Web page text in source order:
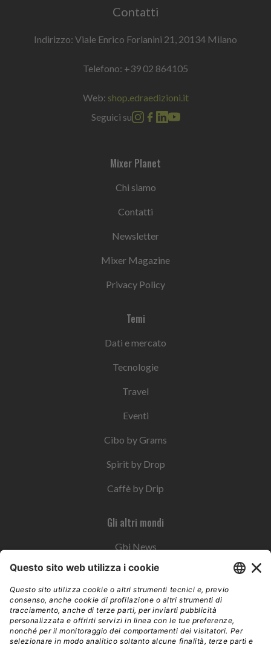
Contatti
Indirizzo: Viale Enrico Forlanini 21, 20134 Milano
Telefono: +39 02 864105
Web: shop.edraedizioni.it
Seguici su
Mixer Planet
Chi siamo
Contatti
Newsletter
Mixer Magazine
Privacy Policy
Temi
Dati e mercato
Tecnologie
Travel
Eventi
Cibo by Grams
Spirit by Drop
Caffè by Drip
Gli altri mondi
Gbi News
Instoremag
Esplora il gruppo
Edra Edizioni